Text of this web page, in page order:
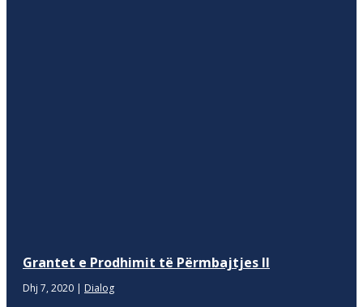
Grantet e Prodhimit të Përmbajtjes II
Dhj 7, 2020 | Dialog